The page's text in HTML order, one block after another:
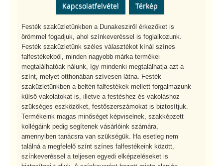
Kapcsolatfelvétel
Térkép
Festék szaküzletünkben a Dunakesziről érkezőket is
örömmel fogadjuk, ahol színkeveréssel is foglalkozunk.
Festék szaküzletünk széles választékot kínál színes
falfestékekből, minden nagyobb márka termékei
megtalálhatóak nálunk, így mindenki megtalálhatja azt a
színt, melyet otthonában szívesen látna. Festék
szaküzletünkben a beltéri falfestékek mellett forgalmazunk
külső vakolatokat is, illetve a festéshez és vakoláshoz
szükséges eszközöket, festőszerszámokat is biztosítjuk.
Termékeink magas minőséget képviselnek, szakképzett
kollégáink pedig segítenek vásárlóink számára,
amennyiben tanácsra van szükségük. Ha esetleg nem
találná a megfelelő színt színes falfestékeink között,
színkeveréssel a teljesen egyedi elképzeléseket is